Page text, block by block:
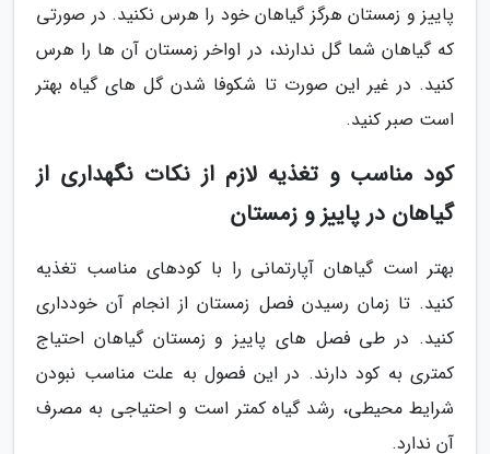
پاییز و زمستان هرگز گیاهان خود را هرس نکنید. در صورتی
که گیاهان شما گل ندارند، در اواخر زمستان آن ها را هرس
کنید. در غیر این صورت تا شکوفا شدن گل های گیاه بهتر
است صبر کنید.
کود مناسب و تغذیه لازم از نکات نگهداری از
گیاهان در پاییز و زمستان
بهتر است گیاهان آپارتمانی را با کودهای مناسب تغذیه
کنید. تا زمان رسیدن فصل زمستان از انجام آن خودداری
کنید. در طی فصل های پاییز و زمستان گیاهان احتیاج
کمتری به کود دارند. در این فصول به علت مناسب نبودن
شرایط محیطی، رشد گیاه کمتر است و احتیاجی به مصرف
آن ندارد.